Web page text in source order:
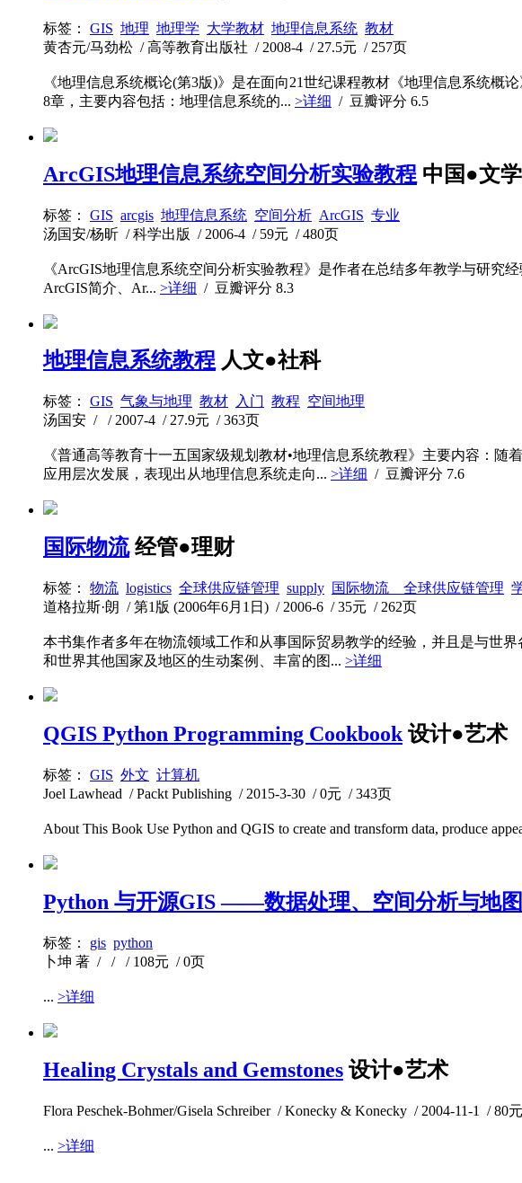
标签： GIS 地理 地理学 大学教材 地理信息系统 教材
黄杏元/马劲松 / 高等教育出版社 / 2008-4 / 27.5元 / 257页
《地理信息系统概论(第3版)》是在面向21世纪课程教材《地理信息系统
8章，主要内容包括：地理信息系统的... >详细 / 豆瓣评分 6.5
ArcGIS地理信息系统空间分析实验教程 中国●文学
标签： GIS arcgis 地理信息系统 空间分析 ArcGIS 专业
汤国安/杨昕 / 科学出版 / 2006-4 / 59元 / 480页
《ArcGIS地理信息系统空间分析实验教程》是作者在总结多年教学与研究
ArcGIS简介、Ar... >详细 / 豆瓣评分 8.3
地理信息系统教程 人文●社科
标签： GIS 气象与地理 教材 入门 教程 空间地理
汤国安 / / 2007-4 / 27.9元 / 363页
《普通高等教育十一五国家级规划教材•地理信息系统教程》主要内容：
应用层次发展，表现出从地理信息系统走向... >详细 / 豆瓣评分 7.6
国际物流 经管●理财
标签： 物流 logistics 全球供应链管理 supply 国际物流 全球供应链管理
道格拉斯·朗 / 第1版 (2006年6月1日) / 2006-6 / 35元 / 262页
本书集作者多年在物流领域工作和从事国际贸易教学的经验，并且是与世
和世界其他国家及地区的生动案例、丰富的图... >详细
QGIS Python Programming Cookbook 设计●艺术
标签： GIS 外文 计算机
Joel Lawhead / Packt Publishing / 2015-3-30 / 0元 / 343页
About This Book Use Python and QGIS to create and transform data, produce
Python 与开源GIS ——数据处理、空间分析与地图
标签： gis python
卜坤 著 / / / 108元 / 0页
... >详细
Healing Crystals and Gemstones 设计●艺术
Flora Peschek-Bohmer/Gisela Schreiber / Konecky & Konecky / 2004-11-1 / 80
... >详细